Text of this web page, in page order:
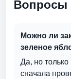
Вопросы
Можно ли
зеленое
Да, но
сначала